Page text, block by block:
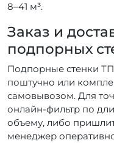
8–41 м³.
Заказ и
подпорных
Подпорные стенки
поштучно или
самовывозом. Для
онлайн-фильтр по
объему, либо
менеджер